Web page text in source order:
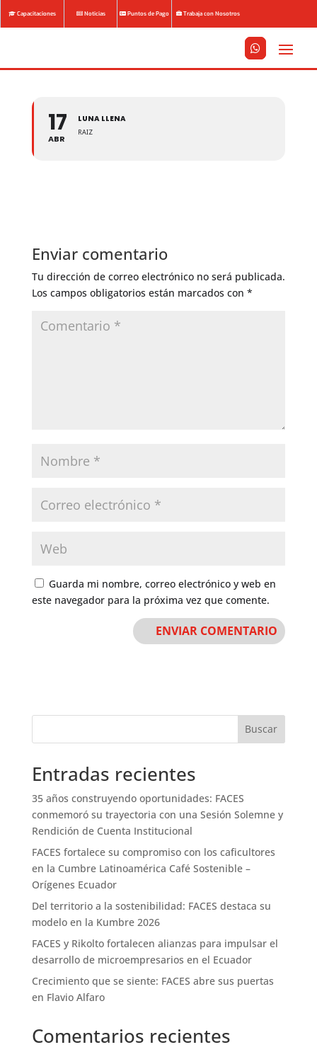
Capacitaciones Noticias Puntos de Pago Trabaja con Nosotros



17
ABR
LUNA LLENA
RAIZ
Enviar comentario
Tu dirección de correo electrónico no será publicada.
Los campos obligatorios están marcados con *
Guarda mi nombre, correo electrónico y web en
este navegador para la próxima vez que comente.
Buscar
Entradas recientes
35 años construyendo oportunidades: FACES
conmemoró su trayectoria con una Sesión Solemne y
Rendición de Cuenta Institucional
FACES fortalece su compromiso con los caficultores
en la Cumbre Latinoamérica Café Sostenible –
Orígenes Ecuador
Del territorio a la sostenibilidad: FACES destaca su
modelo en la Kumbre 2026
FACES y Rikolto fortalecen alianzas para impulsar el
desarrollo de microempresarios en el Ecuador
Crecimiento que se siente: FACES abre sus puertas
en Flavio Alfaro
Comentarios recientes